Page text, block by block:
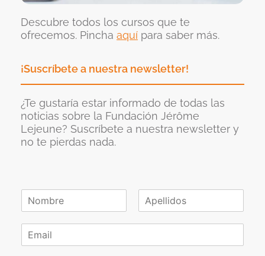
Descubre todos los cursos que te
ofrecemos. Pincha aquí para saber más.
¡Suscríbete a nuestra newsletter!
¿Te gustaría estar informado de todas las
noticias sobre la Fundación Jérôme
Lejeune? Suscríbete a nuestra newsletter y
no te pierdas nada.
o
b
p
l